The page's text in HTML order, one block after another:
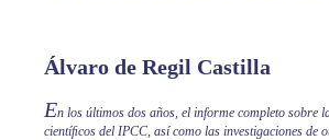
Álvaro de Regil Castilla
En los últimos dos años, el informe completo
cientíﬁcos del IPCC, así como las investigaciones de